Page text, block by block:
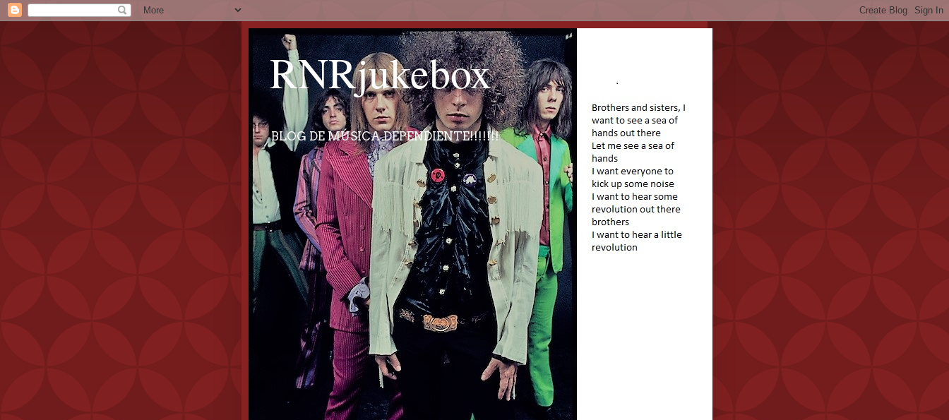
RNRjukebox
BLOG DE MÚSICA DEPENDIENTE!!!!!!!